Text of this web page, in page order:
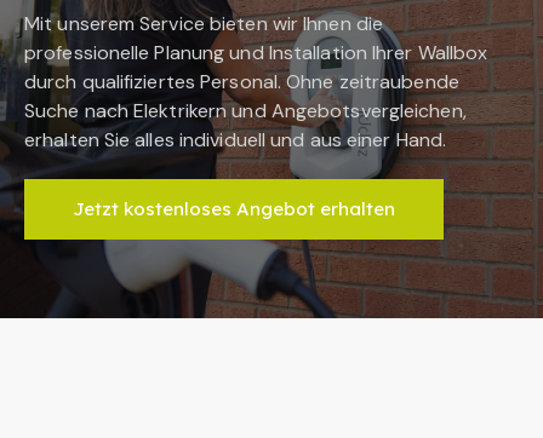
Mit unserem Service bieten wir Ihnen die
professionelle Planung und Installation Ihrer Wallbox
durch qualifiziertes Personal. Ohne zeitraubende
Suche nach Elektrikern und Angebotsvergleichen,
erhalten Sie alles individuell und aus einer Hand.
Jetzt kostenloses Angebot erhalten